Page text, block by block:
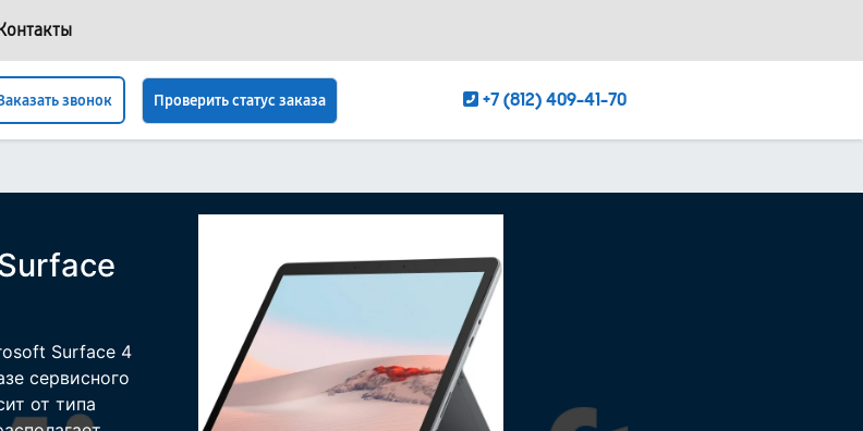
звонок Проверить статус заказа +7 (812) 409-41-70
Surface 4
сервисного
от типа